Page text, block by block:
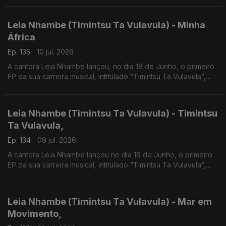
Leia Nhambe (Timintsu Ta Vulavula) - Minha
África
Ep. 135
10 jul. 2026
A cantora Leia Nhambe lançou, no dia 18 de Junho, o primeiro
EP da sua carreira musical, intitulado “Timintsu Ta Vulavula”,
Leia Nhambe (Timintsu Ta Vulavula) - Timintsu
Ta Vulavula,
Ep. 134
09 jul. 2026
A cantora Leia Nhambe lançou no dia 18 de Junho, o primeiro
EP da sua carreira musical, intitulado “Timintsu Ta Vulavula”,
Leia Nhambe (Timintsu Ta Vulavula) - Mar em
Movimento,